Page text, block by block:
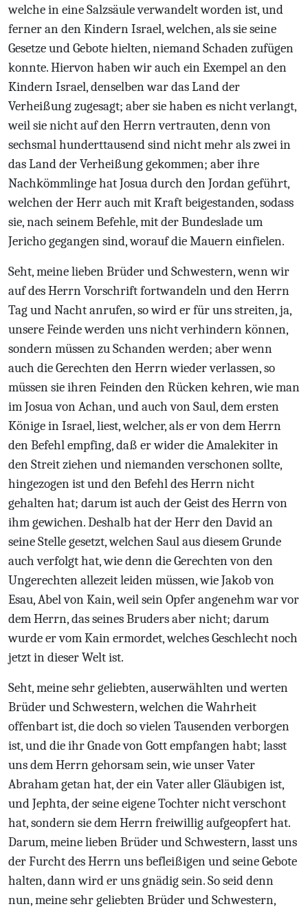
welche in eine Salzsäule verwandelt worden ist, und
ferner an den Kindern Israel, welchen, als sie seine
Gesetze und Gebote hielten, niemand Schaden zufügen
konnte. Hiervon haben wir auch ein Exempel an den
Kindern Israel, denselben war das Land der
Verheißung zugesagt; aber sie haben es nicht verlangt,
weil sie nicht auf den Herrn vertrauten, denn von
sechsmal hunderttausend sind nicht mehr als zwei in
das Land der Verheißung gekommen; aber ihre
Nachkömmlinge hat Josua durch den Jordan geführt,
welchen der Herr auch mit Kraft beigestanden, sodass
sie, nach seinem Befehle, mit der Bundeslade um
Jericho gegangen sind, worauf die Mauern einfielen.
Seht, meine lieben Brüder und Schwestern, wenn wir
auf des Herrn Vorschrift fortwandeln und den Herrn
Tag und Nacht anrufen, so wird er für uns streiten, ja,
unsere Feinde werden uns nicht verhindern können,
sondern müssen zu Schanden werden; aber wenn
auch die Gerechten den Herrn wieder verlassen, so
müssen sie ihren Feinden den Rücken kehren, wie man
im Josua von Achan, und auch von Saul, dem ersten
Könige in Israel, liest, welcher, als er von dem Herrn
den Befehl empfing, daß er wider die Amalekiter in
den Streit ziehen und niemanden verschonen sollte,
hingezogen ist und den Befehl des Herrn nicht
gehalten hat; darum ist auch der Geist des Herrn von
ihm gewichen. Deshalb hat der Herr den David an
seine Stelle gesetzt, welchen Saul aus diesem Grunde
auch verfolgt hat, wie denn die Gerechten von den
Ungerechten allezeit leiden müssen, wie Jakob von
Esau, Abel von Kain, weil sein Opfer angenehm war vor
dem Herrn, das seines Bruders aber nicht; darum
wurde er vom Kain ermordet, welches Geschlecht noch
jetzt in dieser Welt ist.
Seht, meine sehr geliebten, auserwählten und werten
Brüder und Schwestern, welchen die Wahrheit
offenbart ist, die doch so vielen Tausenden verborgen
ist, und die ihr Gnade von Gott empfangen habt; lasst
uns dem Herrn gehorsam sein, wie unser Vater
Abraham getan hat, der ein Vater aller Gläubigen ist,
und Jephta, der seine eigene Tochter nicht verschont
hat, sondern sie dem Herrn freiwillig aufgeopfert hat.
Darum, meine lieben Brüder und Schwestern, lasst uns
der Furcht des Herrn uns befleißigen und seine Gebote
halten, dann wird er uns gnädig sein. So seid denn
nun, meine sehr geliebten Brüder und Schwestern,